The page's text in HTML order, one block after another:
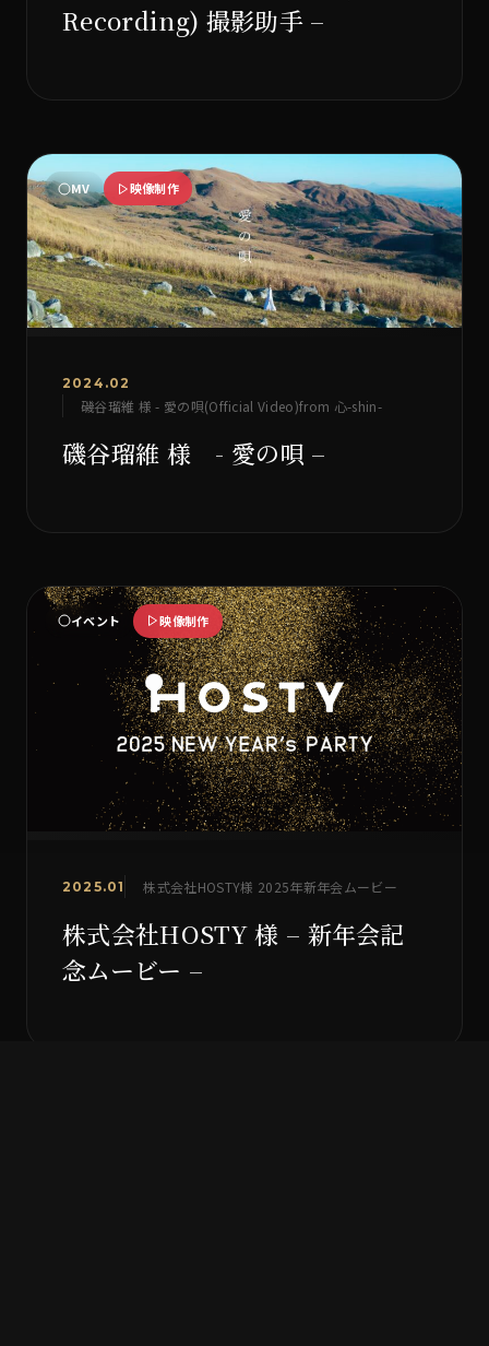
Recording) 撮影助手 –
MV 映像制作
2024.02
磯谷瑠維 様 - 愛の唄(Official Video)from 心-shin-
磯谷瑠維 様 - 愛の唄 –
イベント 映像制作
2025.01 株式会社HOSTY様 2025年新年会ムービー
株式会社HOSTY 様 – 新年会記
念ムービー –